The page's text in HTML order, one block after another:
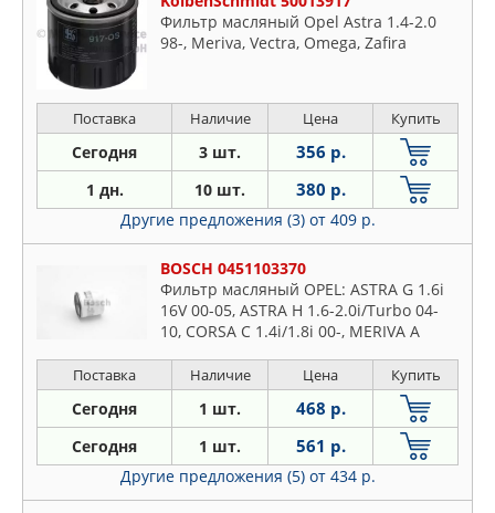
Фильтр масляный Opel Astra 1.4-2.0
98-, Meriva, Vectra, Omega, Zafira
Поставка Наличие Цена Купить
Сегодня 3 шт. 356 р.
1 дн. 10 шт. 380 р.
Другие предложения (3) от 409 р.
BOSCH 0451103370
Фильтр масляный OPEL: ASTRA G 1.6i
16V 00-05, ASTRA H 1.6-2.0i/Turbo 04-
10, CORSA C 1.4i/1.8i 00-, MERIVA A
C 1.6i/1.8i 02-
Поставка Наличие Цена Купить
Сегодня 1 шт. 468 р.
Сегодня 1 шт. 561 р.
Другие предложения (5) от 434 р.